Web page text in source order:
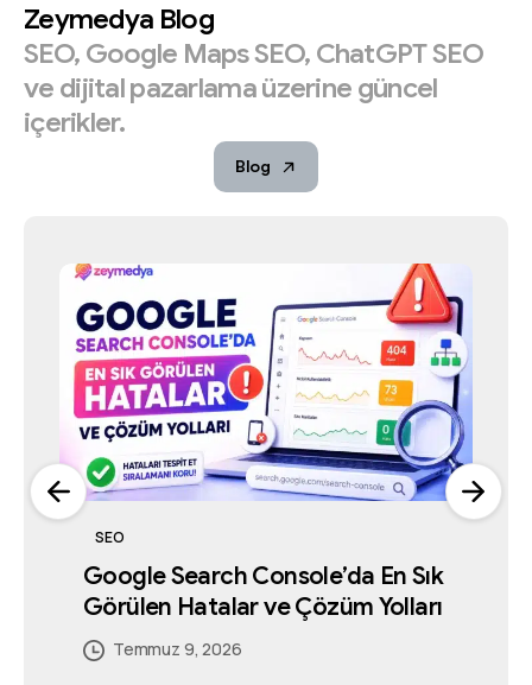
Zeymedya Blog
SEO, Google MapsSEO, ChatGPTSEO
ve dijitalpazarlamaüzerine güncel
içerikler.
Blog
SEO
Google Search Console’da En Sık
Görülen Hatalar ve Çözüm Yolları
Temmuz 9, 2026